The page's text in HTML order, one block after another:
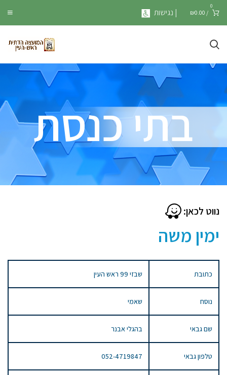
0
/
₪0.00 | נגישות
בתי כנסת
נווט לכאן:
ימין משה
כתובת שבזי 99 ראש העין
נוסח שאמי
שם גבאי בהגלי אבנר
טלפון גבאי 052-4719847